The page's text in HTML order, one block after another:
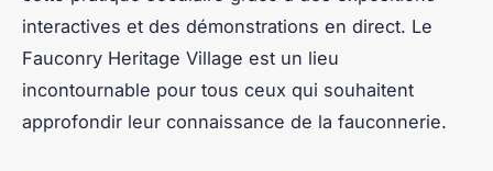
interactives et des démonstrations en direct. Le
Fauconry Heritage Village est un lieu
incontournable pour tous ceux qui souhaitent
approfondir leur connaissance de la fauconnerie.